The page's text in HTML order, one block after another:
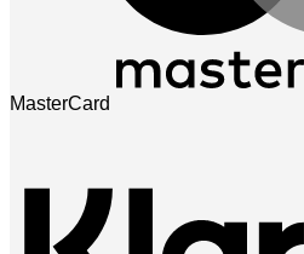
MasterCard